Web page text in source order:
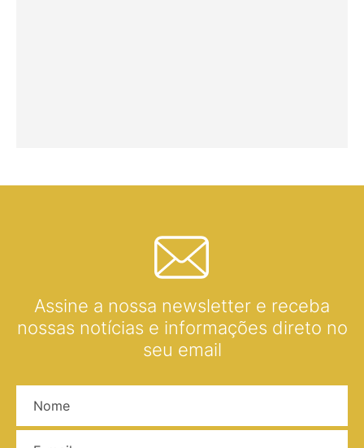
Assine a nossa newsletter e receba
nossas notícias e informações direto no
seu email